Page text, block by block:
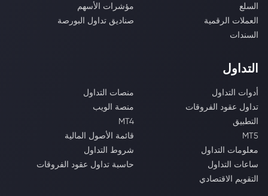
السلع
مؤشرات الأسهم
العملات الرقمية
صناديق تداول البورصة
السندات
التداول
أدوات التداول
منصات التداول
تداول عقود الفروقات
منصة الويب
التطبيق
MT4
MT5
قائمة الأصول المالية
معلومات التداول
شروط التداول
ساعات التداول
حاسبة تداول عقود الفروقات
التقويم الاقتصادي